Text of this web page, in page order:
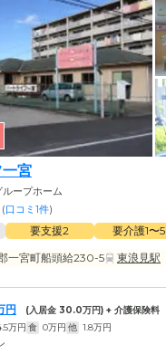
宮
ループホーム
(口コミ1件)
要支援2 要介護1〜5
一宮町船頭給230-5
東浪見駅
円 (入居金 30.0万円) + 介護保険料
万円 食 0万円 他 1.8万円